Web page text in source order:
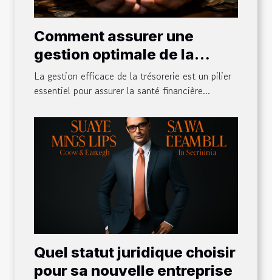
Comment assurer une
gestion optimale de la
trésorerie de votre
entreprise ?
La gestion efficace de la trésorerie est un pilier
essentiel pour assurer la santé financière...
Quel statut juridique choisir
pour sa nouvelle entreprise